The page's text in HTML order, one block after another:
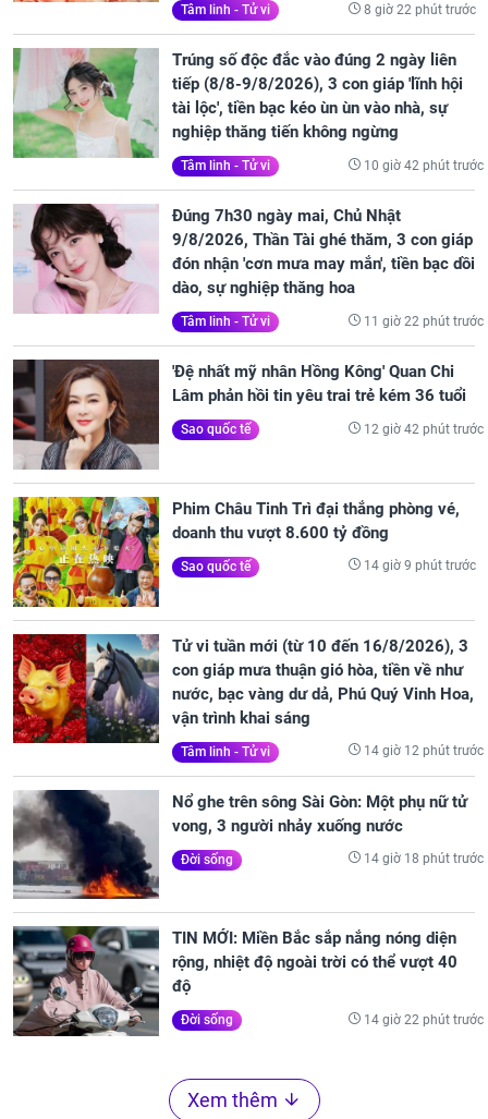
Tâm linh - Tử vi 8 giờ 22 phút trước
Trúng số độc đắc vào đúng 2 ngày liên
tiếp (8/8-9/8/2026), 3 con giáp 'lĩnh hội
tài lộc', tiền bạc kéo ùn ùn vào nhà, sự
nghiệp thăng tiến không ngừng
Tâm linh - Tử vi 10 giờ 42 phút trước
Đúng 7h30 ngày mai, Chủ Nhật
9/8/2026, Thần Tài ghé thăm, 3 con giáp
đón nhận 'cơn mưa may mắn', tiền bạc dồi
dào, sự nghiệp thăng hoa
Tâm linh - Tử vi 11 giờ 22 phút trước
'Đệ nhất mỹ nhân Hồng Kông' Quan Chi
Lâm phản hồi tin yêu trai trẻ kém 36 tuổi
Sao quốc tế 12 giờ 42 phút trước
Phim Châu Tinh Trì đại thắng phòng vé,
doanh thu vượt 8.600 tỷ đồng
Sao quốc tế 14 giờ 9 phút trước
Tử vi tuần mới (từ 10 đến 16/8/2026), 3
con giáp mưa thuận gió hòa, tiền về như
nước, bạc vàng dư dả, Phú Quý Vinh Hoa,
vận trình khai sáng
Tâm linh - Tử vi 14 giờ 12 phút trước
Nổ ghe trên sông Sài Gòn: Một phụ nữ tử
vong, 3 người nhảy xuống nước
Đời sống 14 giờ 18 phút trước
TIN MỚI: Miền Bắc sắp nắng nóng diện
rộng, nhiệt độ ngoài trời có thể vượt 40
độ
Đời sống 14 giờ 22 phút trước
Xem thêm